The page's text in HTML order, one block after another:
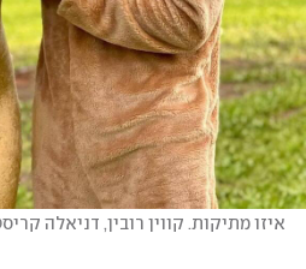
איזו מתיקות. קווין רובין, דניאלה